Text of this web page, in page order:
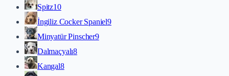
Spitz10
İngiliz Cocker Spaniel9
Minyatür Pinscher9
Dalmaçyalı8
Kangal8